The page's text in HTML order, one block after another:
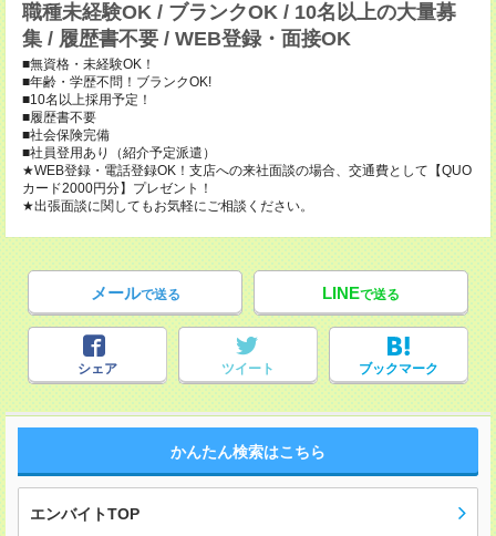
職種未経験OK / ブランクOK / 10名以上の大量募
集 / 履歴書不要 / WEB登録・面接OK
■無資格・未経験OK！
■年齢・学歴不問！ブランクOK!
■10名以上採用予定！
■履歴書不要
■社会保険完備
■社員登用あり（紹介予定派遣）
★WEB登録・電話登録OK！支店への来社面談の場合、交通費として【QUO
カード2000円分】プレゼント！
★出張面談に関してもお気軽にご相談ください。
メールで送る LINEで送る
シェア ツイート ブックマーク
かんたん検索はこちら
エンバイトTOP